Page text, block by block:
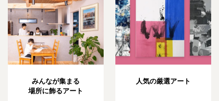
みんなが集まる
場所に飾るアート
人気の厳選アート